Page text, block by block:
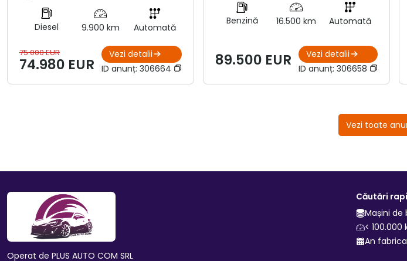
Diesel 9.900 km Automată
75.000 EUR
74.980 EUR
Vezi detalii
ID anunț: 306664
Benzină 16.500 km Automată
89.500 EUR
Vezi detalii
ID anunț: 306658
Vezi toate
Operat de PLUS AUTO COM SRL
Căutări
Mașini de
< 100.000
An